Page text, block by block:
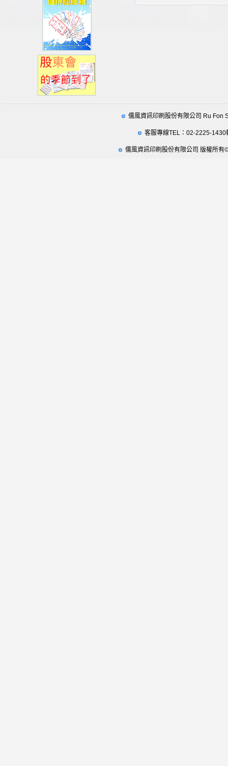
儒風資訊印刷股份有限公司 Ru Fon
客服專線TEL：02-2225-1430
儒風資訊印刷股份有限公司 版權所